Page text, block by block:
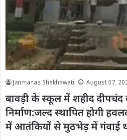
Janmanas Shekhawati August 07,
बावड़ी के स्कूल में शहीद दीपचंद
निर्माण:जल्द स्थापित होगी
में आतंकियों से मुठभेड़ में गंवाई